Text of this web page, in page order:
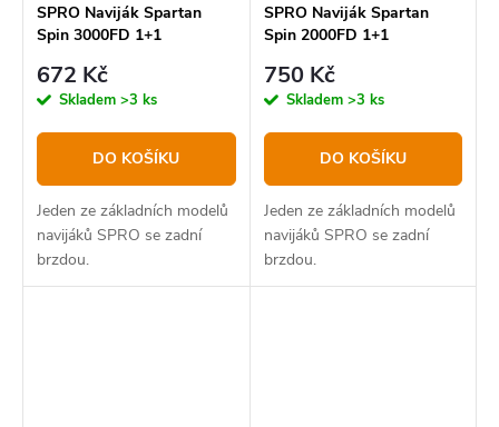
SPRO Naviják Spartan
Spin 3000FD 1+1
672 Kč
Skladem >3 ks
DO KOŠÍKU
Jeden ze základních modelů
navijáků SPRO se zadní
brzdou.
SPRO Naviják Spartan
Spin 2000FD 1+1
750 Kč
Skladem >3 ks
DO KOŠÍKU
Jeden ze základních modelů
navijáků SPRO se zadní
brzdou.